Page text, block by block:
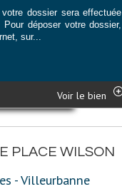
dossier sera effectuée
déposer votre dossier,
sur...
Voir le bien
PLACE WILSON
- Villeurbanne